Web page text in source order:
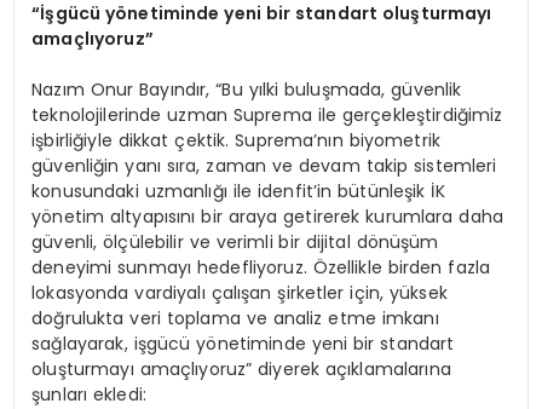
“İşgücü yönetiminde yeni bir standart oluşturmayı
amaçlıyoruz”
Nazım Onur Bayındır, “Bu yılki buluşmada, güvenlik
teknolojilerinde uzman Suprema ile gerçekleştirdiğimiz
işbirliğiyle dikkat çektik. Suprema’nın biyometrik
güvenliğin yanı sıra, zaman ve devam takip sistemleri
konusundaki uzmanlığı ile idenfit’in bütünleşik İK
yönetim altyapısını bir araya getirerek kurumlara daha
güvenli, ölçülebilir ve verimli bir dijital dönüşüm
deneyimi sunmayı hedefliyoruz. Özellikle birden fazla
lokasyonda vardiyalı çalışan şirketler için, yüksek
doğrulukta veri toplama ve analiz etme imkanı
sağlayarak, işgücü yönetiminde yeni bir standart
oluşturmayı amaçlıyoruz” diyerek açıklamalarına
şunları ekledi: